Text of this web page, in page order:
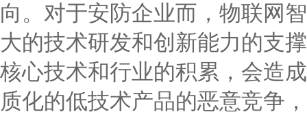
向。对于安防企业而，物联网
大的技术研发和创新能力的支
核心技术和行业的积累，会造
质化的低技术产品的恶意竞争